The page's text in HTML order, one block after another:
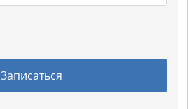
Записаться